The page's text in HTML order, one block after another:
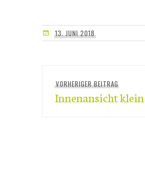
13. JUNI 2018
VORHERIGER BEITRAG
Beitrag:
Innenansicht klein